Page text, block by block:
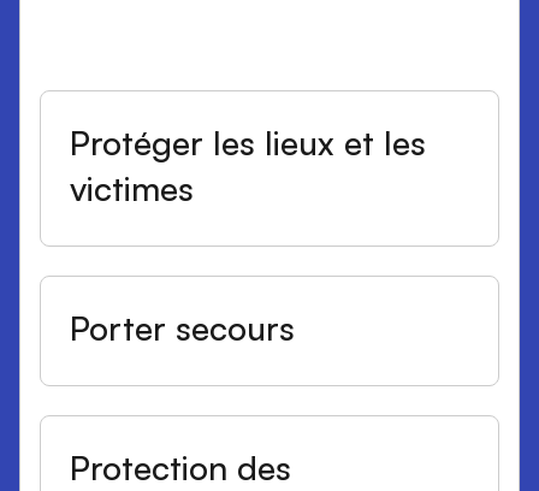
Protéger les lieux et les
victimes
Porter secours
Protection des